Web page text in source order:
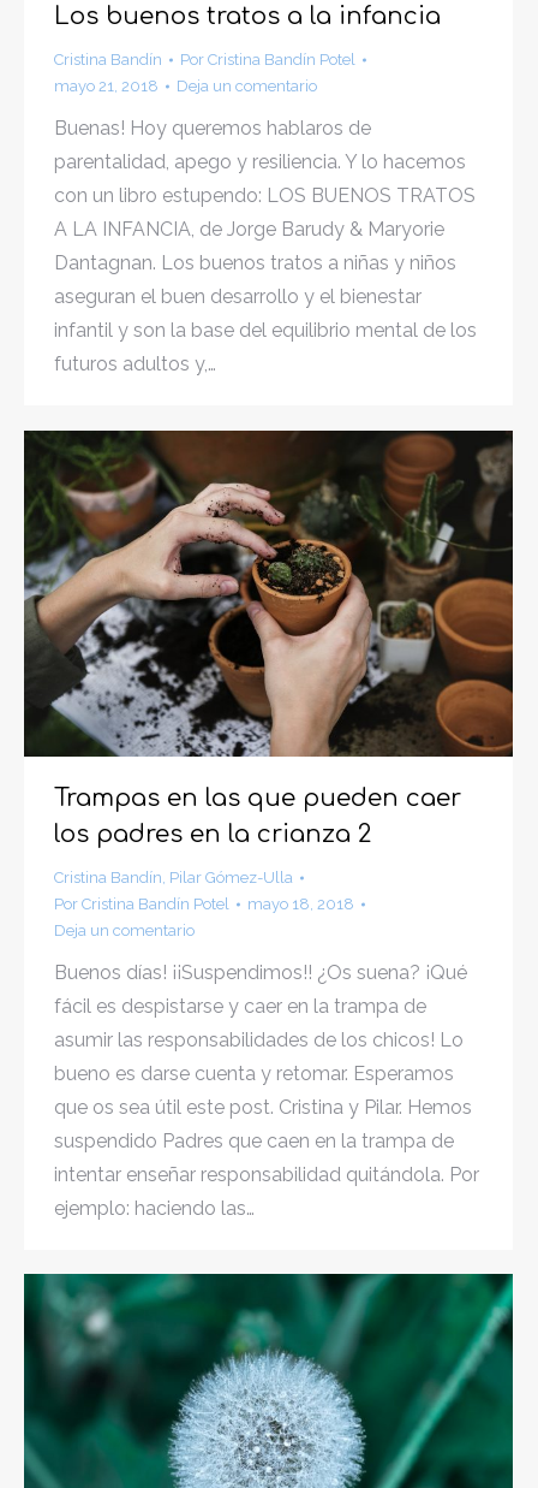
Los buenos tratos a la infancia
Cristina Bandín Por Cristina Bandín Potel
mayo 21, 2018
Deja un comentario
Buenas! Hoy queremos hablaros de
parentalidad, apego y resiliencia. Y lo hacemos
con un libro estupendo: LOS BUENOS TRATOS
A LA INFANCIA, de Jorge Barudy & Maryorie
Dantagnan. Los buenos tratos a niñas y niños
aseguran el buen desarrollo y el bienestar
infantil y son la base del equilibrio mental de los
futuros adultos y,…
Trampas en las que pueden caer
los padres en la crianza 2
Cristina Bandín, Pilar Gómez-Ulla
Por Cristina Bandín Potel
mayo 18, 2018
Deja un comentario
Buenos días! ¡¡Suspendimos!! ¿Os suena? ¡Qué
fácil es despistarse y caer en la trampa de
asumir las responsabilidades de los chicos! Lo
bueno es darse cuenta y retomar. Esperamos
que os sea útil este post. Cristina y Pilar. Hemos
suspendido Padres que caen en la trampa de
intentar enseñar responsabilidad quitándola. Por
ejemplo: haciendo las…